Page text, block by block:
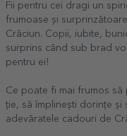
Fii pentru cei dragi un
frumoase și
Crăciun. Copii, iubite,
surprins când sub brad
pentru ei!
Ce poate fi mai frumos să
ție, să împlinești dorințe și
adevăratele cadouri de